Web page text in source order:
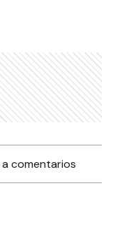
comentarios